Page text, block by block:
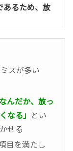
あるため、放
スが多い
なんだか、放っ
なる」 とい
せる
目を満たし